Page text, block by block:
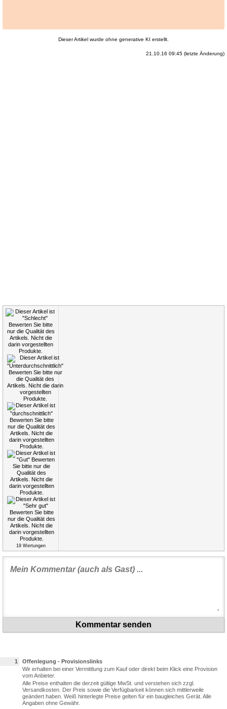
Dieser Artikel wurde ohne generative KI erstellt.
21.10.16 09:45 (letzte Änderung)
19Wertungen
Kommentar senden
1
Offenlegung - Provisionslinks
Wir erhalten bei einer Vermittlung zum Kauf oder direkt beim Klick eine Provision
vom Anbieter.
Alle Preise enthalten die derzeit gültige MwSt. und verstehen sich zzgl.
Versandkosten. Der Preis sowie die Verfügbarkeit können sich mittlerweile
geändert haben. Weiß hinterlegte Preise gelten für ein baugleiches Gerät. Alle
Angaben ohne Gewähr.